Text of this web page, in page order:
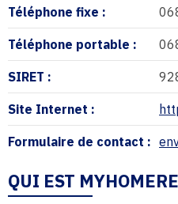
Téléphone fixe :
Téléphone portable :
SIRET :
Site Internet :
Formulaire de contact :
QUI EST